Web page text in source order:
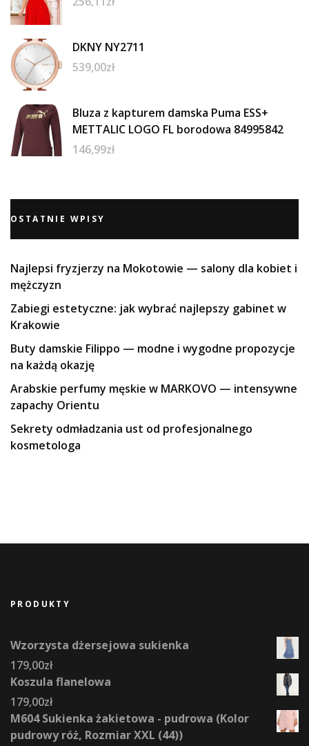
DKNY NY2711
539,00zł
Bluza z kapturem damska Puma ESS+
METTALIC LOGO FL borodowa 84995842
146,99zł
OSTATNIE WPISY
Najlepsi fryzjerzy na Mokotowie — salony dla kobiet i
mężczyzn
Zabiegi estetyczne: jak wybrać najlepszy gabinet w
Krakowie
Buty damskie Filippo — modne i wygodne propozycje
na każdą okazję
Arabskie perfumy męskie w MARKOVO — intensywne
zapachy Orientu
Sekrety odmładzania ust od profesjonalnego
kosmetologa
PRODUKTY
Wzorzysta dżersejowa sukienka
179,00zł
Koszula flanelowa
179,00zł
M604 Sukienka żakietowa - pudrowa (Kolor
pudrowy róż, Rozmiar XXL (44))